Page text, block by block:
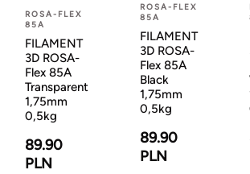
ROSA-FLEX
85A
FILAMENT
3D ROSA-
Flex 85A
Transparent
1,75mm
0,5kg
89.90
PLN
ROSA-FLEX
85A
FILAMENT
3D ROSA-
Flex 85A
Black
1,75mm
0,5kg
89.90
PLN